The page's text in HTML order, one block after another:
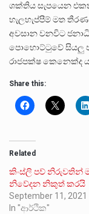
ශක්තිය සැපයෙන
හැලහැප්පීම් මත
අවසාන වනවිට
පොහොට්ටුවේ සියලු
රාජපක්ෂ කෙනෙක්ද
Share this:
Related
කිංස්ලි පව් නිරුවතින්
නිවේදන නිකුත් කරයි
September 11, 2021
In "ආර්ථික"